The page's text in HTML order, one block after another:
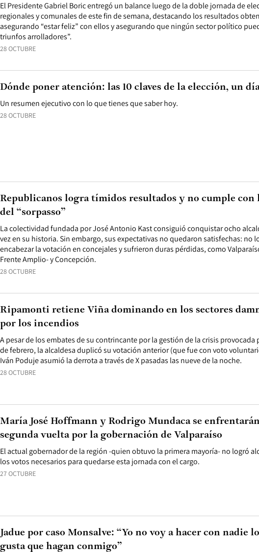
28 OCTUBRE
El Presidente Gabriel Boric entregó un balance luego de la doble jornada de
regionales y comunales de este fin de semana, destacando los resultados
asegurando “estar feliz” con ellos y asegurando que ningún sector político
triunfos arrolladores”.
28 OCTUBRE
Un resumen ejecutivo con lo que tienes que saber hoy.
Dónde poner atención: las 10 claves de la elección, un
28 OCTUBRE
La colectividad fundada por José Antonio Kast consiguió conquistar ocho
vez en su historia. Sin embargo, sus expectativas no quedaron satisfechas: no
encabezar la votación en concejales y sufrieron duras pérdidas, como
Frente Amplio- y Concepción.
Republicanos logra tímidos resultados y no cumple con
del “sorpasso”
28 OCTUBRE
A pesar de los embates de su contrincante por la gestión de la crisis provocada
de febrero, la alcaldesa duplicó su votación anterior (que fue con voto
Iván Poduje asumió la derrota a través de X pasadas las nueve de la noche.
Ripamonti retiene Viña dominando en los sectores
por los incendios
27 OCTUBRE
El actual gobernador de la región -quien obtuvo la primera mayoría- no logró
los votos necesarios para quedarse esta jornada con el cargo.
María José Hoffmann y Rodrigo Mundaca se
segunda vuelta por la gobernación de Valparaíso
Jadue por caso Monsalve: “Yo no voy a hacer con nadie
gusta que hagan conmigo”